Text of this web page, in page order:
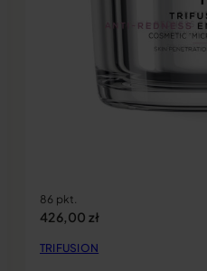
86 pkt.
426,00 zł
TRIFUSION